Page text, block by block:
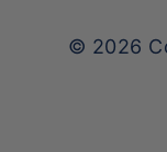
© 2026